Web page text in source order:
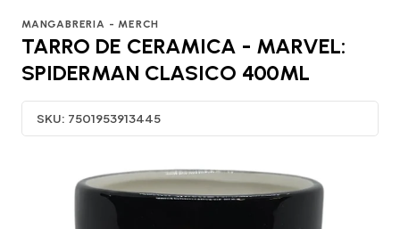
MANGABRERIA - MERCH
TARRO DE CERAMICA - MARVEL:
SPIDERMAN CLASICO 400ML
SKU: 7501953913445